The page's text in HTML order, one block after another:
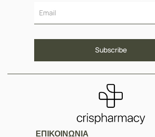
ΕΠΙΚΟΙΝΩΝΙΑ